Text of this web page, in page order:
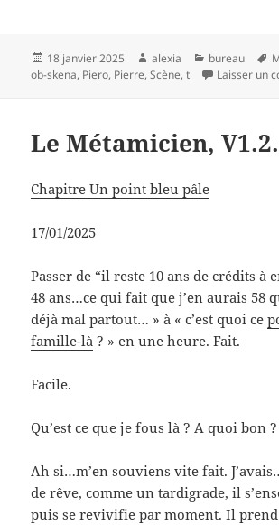
Publié
le
18 janvier 2025 Auteur
alexia Catégories
bureau
ob-skena, Piero, Pierre,Scène,t Laisser un
Le Métamicien,
Chapitre Un point bleu pâle
17/01/2025
Passer de “il reste 10 ans de crédits à
48 ans…ce qui fait que j’en aurais 58
déjà mal partout… » à « c’est quoi ce
famille-là ? » en une heure. Fait.
Facile.
Qu’est ce que je fous là ? A quoi bon ?
Ah si…m’en souviens vite fait.
de rêve, comme un tardigrade, il
puis se revivifie par moment. Il